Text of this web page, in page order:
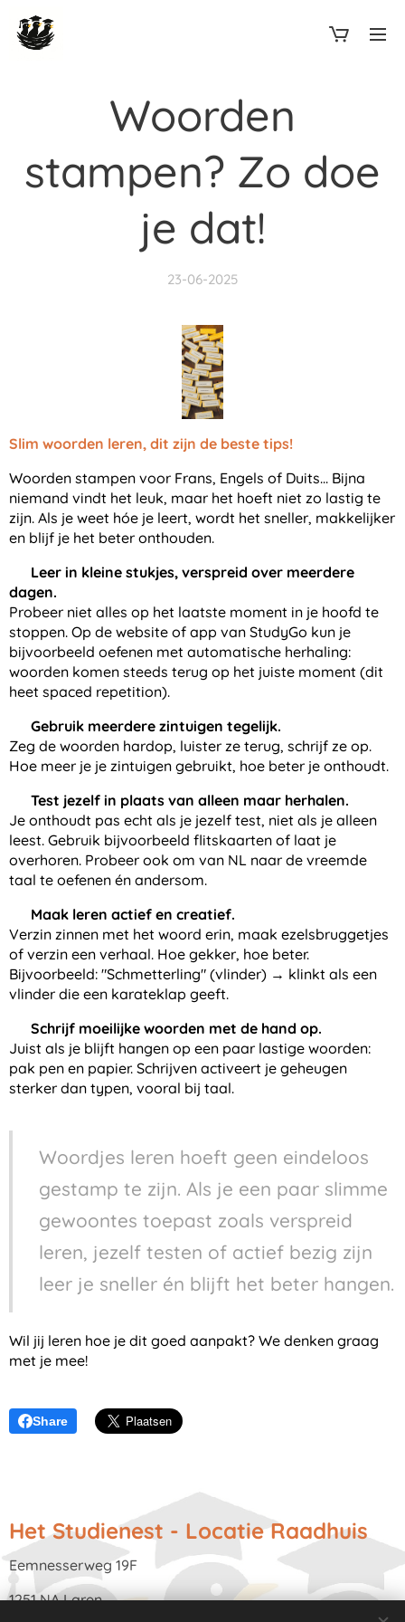
Woorden
stampen? Zo doe
je dat!
23-06-2025
Slim woorden leren, dit zijn de beste tips!
Woorden stampen voor Frans, Engels of Duits... Bijna
niemand vindt het leuk, maar het hoeft niet zo lastig te
zijn. Als je weet hóe je leert, wordt het sneller, makkelijker
en blijf je het beter onthouden.
Leer in kleine stukjes, verspreid over meerdere
dagen.
Probeer niet alles op het laatste moment in je hoofd te
stoppen. Op de website of app van StudyGo kun je
bijvoorbeeld oefenen met automatische herhaling:
woorden komen steeds terug op het juiste moment (dit
heet spaced repetition).
Gebruik meerdere zintuigen tegelijk.
Zeg de woorden hardop, luister ze terug, schrijf ze op.
Hoe meer je je zintuigen gebruikt, hoe beter je onthoudt.
Test jezelf in plaats van alleen maar herhalen.
Je onthoudt pas echt als je jezelf test, niet als je alleen
leest. Gebruik bijvoorbeeld flitskaarten of laat je
overhoren. Probeer ook om van NL naar de vreemde
taal te oefenen én andersom.
Maak leren actief en creatief.
Verzin zinnen met het woord erin, maak ezelsbruggetjes
of verzin een verhaal. Hoe gekker, hoe beter.
Bijvoorbeeld: "Schmetterling" (vlinder) → klinkt als een
vlinder die een karateklap geeft.
Schrijf moeilijke woorden met de hand op.
Juist als je blijft hangen op een paar lastige woorden:
pak pen en papier. Schrijven activeert je geheugen
sterker dan typen, vooral bij taal.
Woordjes leren hoeft geen eindeloos
gestamp te zijn. Als je een paar slimme
gewoontes toepast zoals verspreid
leren, jezelf testen of actief bezig zijn
leer je sneller én blijft het beter hangen.
Wil jij leren hoe je dit goed aanpakt? We denken graag
met je mee!
Share
Het Studienest - Locatie Raadhuis
Eemnesserweg 19F
1251 NA Laren